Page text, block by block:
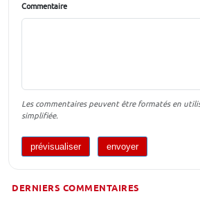
Commentaire
Les commentaires peuvent être formatés en
simplifiée.
DERNIERS COMMENTAIRES